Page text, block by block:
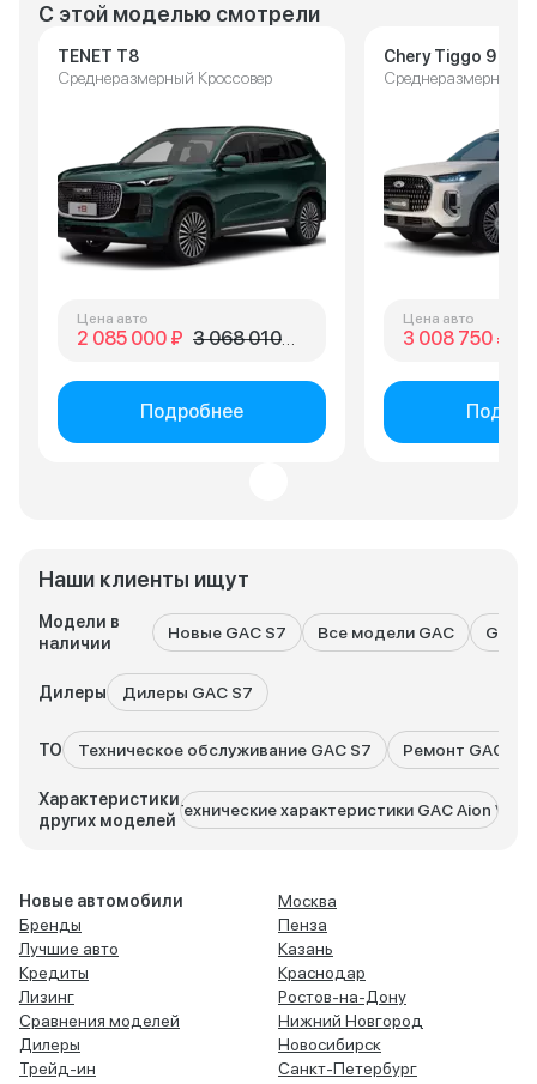
Наши клиенты ищут
Модели в
наличии
Новые GAC S7 Все модели GAC GAC
Дилеры Дилеры GAC S7
ТО Техническое обслуживание GAC S7 Ремонт GAC S7
Характеристики
других моделей
Технические характеристики GAC Aion V
С этой моделью смотрели
TENET T8
Среднеразмерный Кроссовер
Цена авто
2 085 000 ₽ 3 068 010 ₽
Подробнее
Chery Tiggo 9
Среднеразмерный
Цена авто
3 008 750 ₽
Новые автомобили
Бренды
Лучшие авто
Кредиты
Лизинг
Сравнения моделей
Дилеры
Трейд-ин
Москва
Пенза
Казань
Краснодар
Ростов-на-Дону
Нижний Новгород
Новосибирск
Санкт-Петербург